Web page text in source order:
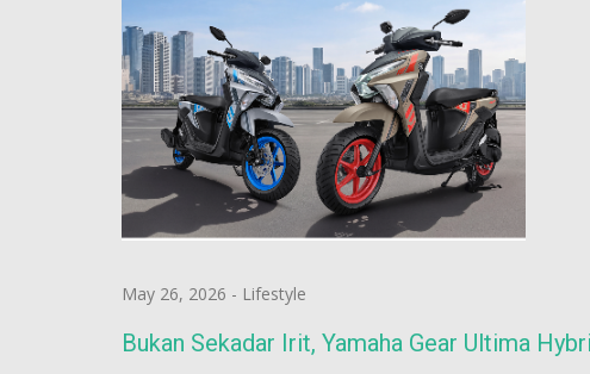
May 26, 2026 - Lifestyle
Bukan Sekadar Irit, Yamaha Gear Ultima